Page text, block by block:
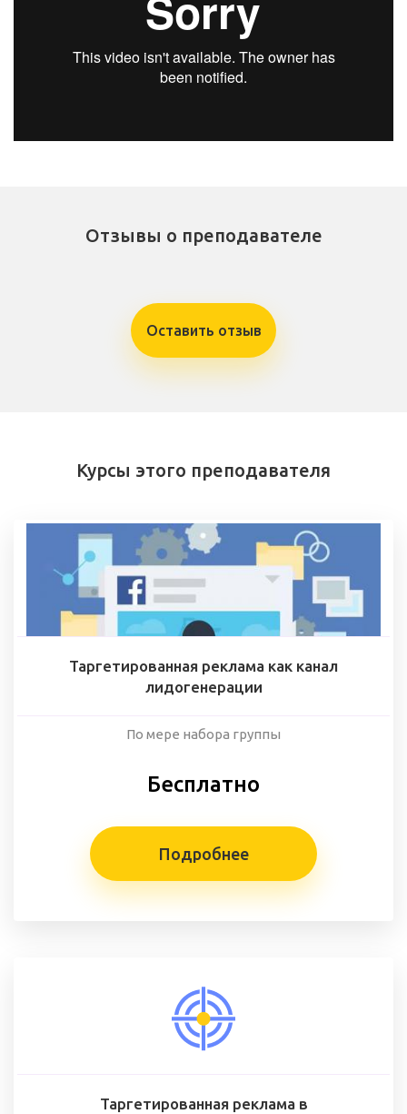
Отзывы о преподавателе
Оставить отзыв
Курсы этого преподавателя
Таргетированная реклама как канал
лидогенерации
По мере набора группы
Бесплатно
Подробнее
Таргетированная реклама в